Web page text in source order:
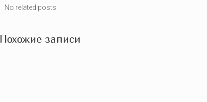
No related posts.
Похожие записи